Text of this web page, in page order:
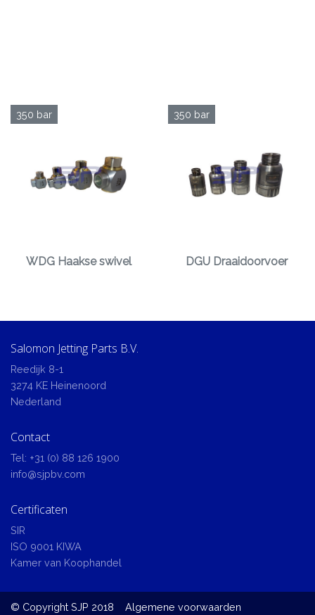
350 bar
WDG Haakse swivel
350 bar
DGU Draaidoorvoer
Salomon Jetting Parts B.V.
Reedijk 8-1
3274 KE Heinenoord
Nederland
Contact
Tel: +31 (0) 88 126 1900
info@sjpbv.com
Certificaten
SIR
ISO 9001 KIWA
Kamer van Koophandel
© Copyright SJP 2018 Algemene voorwaarden